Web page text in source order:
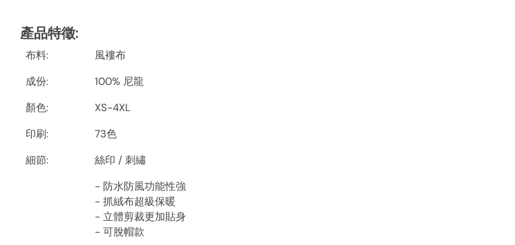
產品特徵:
布料:
風褸布
成份:
100% 尼龍
顏色:
XS-4XL
印刷:
73色
細節:
絲印 / 刺繡
- 防水防風功能性強
- 抓絨布超級保暖
- 立體剪裁更加貼身
- 可脫帽款